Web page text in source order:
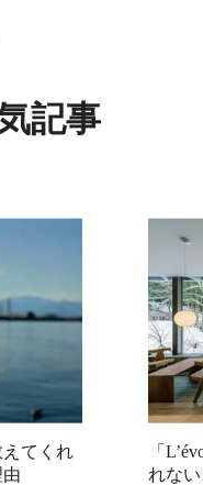
記事
てくれ
「
れない